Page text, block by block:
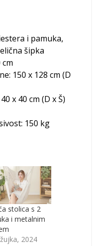
i pamuka,
šipka
150 x 128 cm (D
x 40 cm (D x Š)
150 kg
stolica s 2
i metalnim
2024